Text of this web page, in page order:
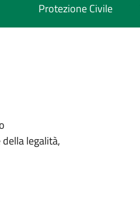
Protezione Civile
legalità,